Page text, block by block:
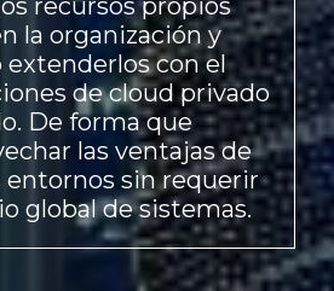
recursos propios
la organización y
extenderlos con el
de cloud privado
De forma que
las ventajas de
entornos sin requerir
global de sistemas.